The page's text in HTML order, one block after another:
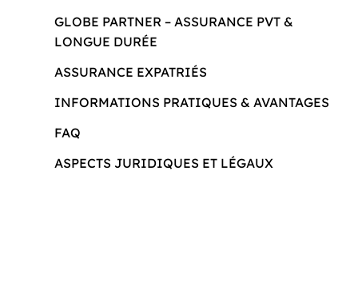
GLOBE PARTNER – ASSURANCE PVT &
LONGUE DURÉE
ASSURANCE EXPATRIÉS
INFORMATIONS PRATIQUES & AVANTAGES
FAQ
ASPECTS JURIDIQUES ET LÉGAUX